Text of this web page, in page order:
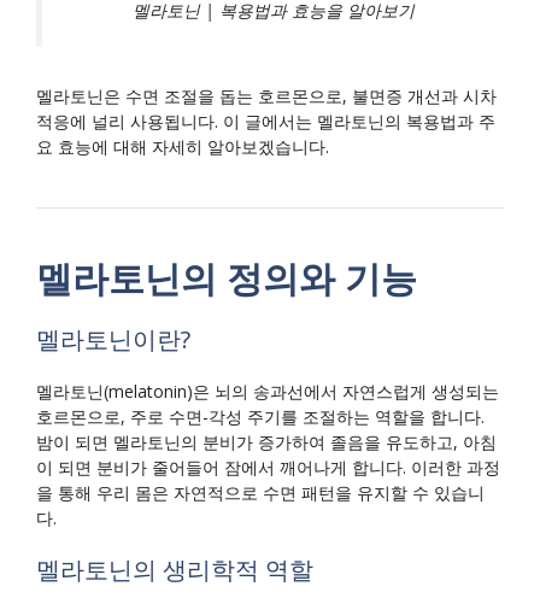
멜라토닌 | 복용법과 효능을 알아보기
멜라토닌은 수면 조절을 돕는 호르몬으로, 불면증 개선과 시차
적응에 널리 사용됩니다. 이 글에서는 멜라토닌의 복용법과 주
요 효능에 대해 자세히 알아보겠습니다.
멜라토닌의 정의와 기능
멜라토닌이란?
멜라토닌(melatonin)은 뇌의 송과선에서 자연스럽게 생성되는
호르몬으로, 주로 수면-각성 주기를 조절하는 역할을 합니다.
밤이 되면 멜라토닌의 분비가 증가하여 졸음을 유도하고, 아침
이 되면 분비가 줄어들어 잠에서 깨어나게 합니다. 이러한 과정
을 통해 우리 몸은 자연적으로 수면 패턴을 유지할 수 있습니
다.
멜라토닌의 생리학적 역할